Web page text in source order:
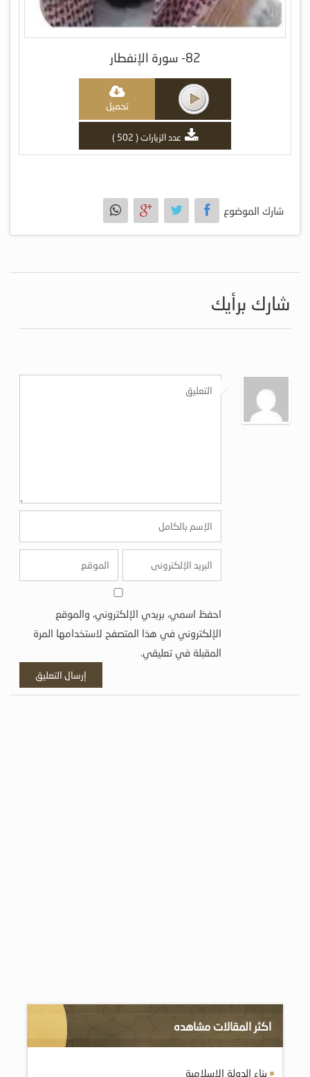
82- سورة الإنفطار
تحميل
عدد الزيارات ( 502 )
شارك الموضوع
شارك برأيك
احفظ اسمي، بريدي الإلكتروني، والموقع
الإلكتروني في هذا المتصفح لاستخدامها المرة
المقبلة في تعليقي.
اكثر المقالات مشاهده
بناء الدولة الإسلامية